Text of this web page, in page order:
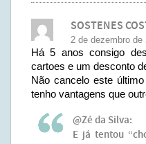
SOSTENES
2 de dezembro de
Há 5 anos consigo
cartoes e um desconto
Não cancelo este
tenho vantagens que
@Zé da Silva:
E já tentou